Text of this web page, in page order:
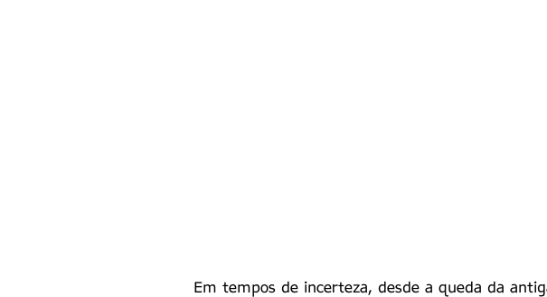
Em tempos de incerteza, desde a queda da